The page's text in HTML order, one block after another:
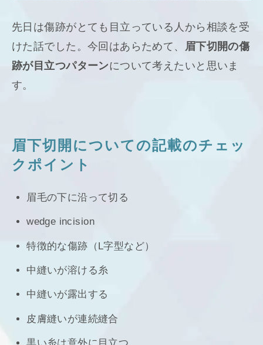
先日は傷跡がとても目立っている人から相談を受
けた話でした。今回はあらためて、
眉下切開の傷
跡が目立つパターンについて考えたいと思いま
す。
眉下切開についての記載のチェッ
クポイント
眉毛の下に沿って切る
wedge incision
特徴的な傷跡（L字型など）
中縫いが溶ける糸
中縫いが露出する
皮膚縫いが連続縫合